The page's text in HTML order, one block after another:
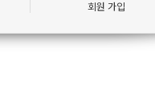
회원 가입